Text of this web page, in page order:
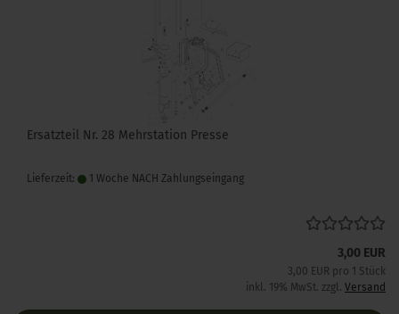
Ersatzteil Nr. 28 Mehrstation Presse
Lieferzeit: 1 Woche NACH Zahlungseingang
3,00 EUR
3,00 EUR pro 1 Stück
inkl. 19% MwSt. zzgl. Versand